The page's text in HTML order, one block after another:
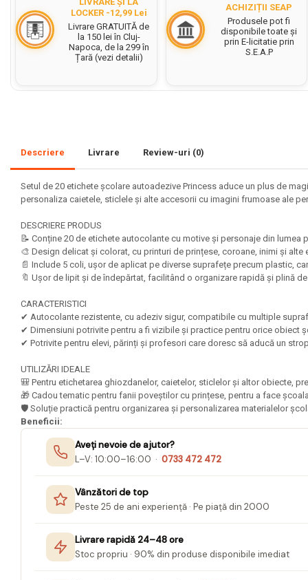
Set acuarele tempera
Culori si vopsele acrilice
Acuarele Guase
Pahare, palete si sorturi
Pensule cu rezervor
Pensule scolare bucata
Pensule scolare set
Lipiciuri
Foarfece pentru copii
Hartie si carton colorate
Hartie Creponata, Hartie
Glasata
Mape Birou/ Dosare Scolare
Trusa geometrie scolara
plastic
Sticle, caserole, pusculite,
suporturi copii
Etichete scolare
Stickere scolare
Seturi scolare
Plastilina, Planseta plastilina
Radiera
Socotitoare, Betisoare
LOCKER -12,99 Lei
Livrare GRATUITĂ de
la 150 lei în Cluj-
Napoca, de la 299 în
Țară (vezi detalii)
ACHIZIȚII SEAP
Produsele pot fi
disponibile toate și
prin E-licitatie prin
S.E.A.P
Descriere Livrare Review-uri (0)
Setul de 20 etichete școlare autoadezive Princess aduce un plus de
personaliza caietele, sticlele și alte accesorii cu imagini frumoase ale
DESCRIERE PRODUS
📝 Conține 20 de etichete autocolante cu motive și personaje din
🎨 Design delicat și colorat, cu printuri de prințese, coroane, inimi și
📄 Include 5 coli, ușor de aplicat pe diverse suprafețe precum plastic,
🔖 Ușor de lipit și de îndepărtat, facilitând o organizare rapidă și plină
CARACTERISTICI
✔ Autocolante rezistente, cu adeziv sigur, compatibile cu multiple
✔ Dimensiuni potrivite pentru a fi vizibile și practice pentru orice obiect
✔ Potrivite pentru elevi, părinți și profesori care doresc să aducă un
UTILIZĂRI IDEALE
🎒 Pentru etichetarea ghiozdanelor, caietelor, sticlelor și altor obiecte,
🎁 Cadou tematic pentru fanii poveștilor cu prințese, pentru a face
🛡️ Soluție practică pentru organizarea și personalizarea materialelor
Beneficii:
Aveți nevoie de ajutor?
L–V: 10:00–16:00 · 0733 472 472
Vânzători de top
Peste 25 de ani experiență · Pe piață din 2000
Livrare rapidă 24–48 ore
Stoc propriu · 90% din produse disponibile imediat